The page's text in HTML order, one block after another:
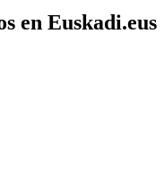
en Euskadi.eus